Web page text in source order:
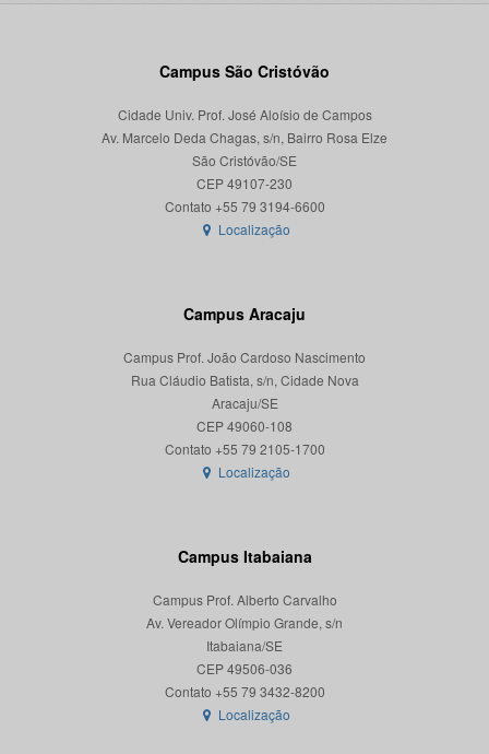
Campus São Cristóvão
Cidade Univ. Prof. José Aloísio de Campos
Av. Marcelo Deda Chagas, s/n, Bairro Rosa Elze
São Cristóvão/SE
CEP 49107-230
Localização
Campus Aracaju
Campus Prof. João Cardoso Nascimento
Rua Cláudio Batista, s/n, Cidade Nova
Aracaju/SE
CEP 49060-108
Localização
Campus Itabaiana
Campus Prof. Alberto Carvalho
Av. Vereador Olímpio Grande, s/n
Itabaiana/SE
CEP 49506-036
Localização